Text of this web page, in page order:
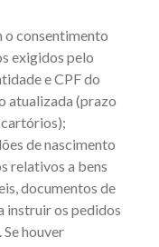
o consentimento
exigidos pelo
e CPF do
atualizada (prazo
cartórios);
de nascimento
relativos a bens
documentos de
instruir os pedidos
houver